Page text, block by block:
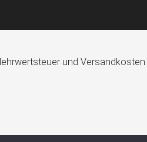
und Versandkosten.